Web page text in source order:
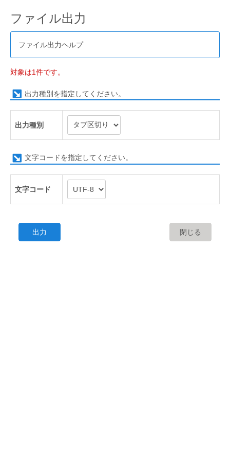
ファイル出力
ファイル出力ヘルプ
対象は1件です。
出力種別を指定してください。
出力種別
文字コードを指定してください。
文字コード